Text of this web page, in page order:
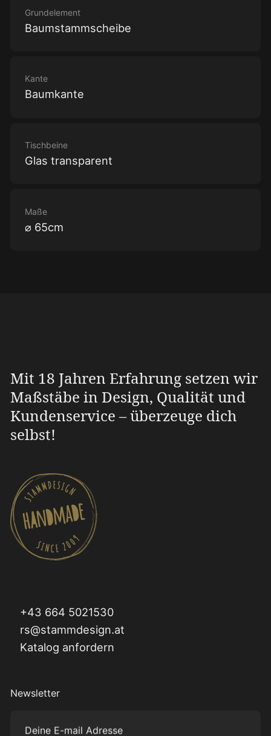
Grundelement
Baumstammscheibe
Kante
Baumkante
Tischbeine
Glas transparent
Maße
⌀ 65cm
Mit 18 Jahren Erfahrung setzen wir
Maßstäbe in Design, Qualität und
Kundenservice – überzeuge dich
selbst!
+43 664 5021530
rs@stammdesign.at
Katalog anfordern
Newsletter
Deine E-mail Adresse